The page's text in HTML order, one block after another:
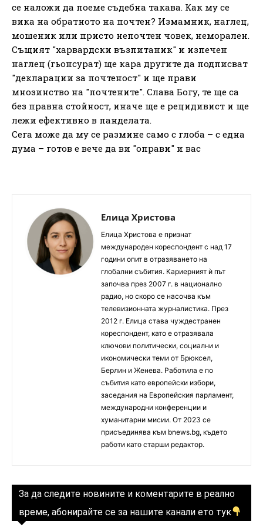
се наложи да поеме съдебна такава. Как му се
вика на обратното на почтен? Измамник, наглец,
мошеник или присто непочтен човек, неморален.
Същият "харвардски възпитаник" и изпечен
наглец (гьонсурат) ще кара другите да подписват
"декларации за почтеност" и ще прави
мнозинство на "почтените". Слава Богу, те ще са
без правна стойност, иначе ще е рецидивист и ще
лежи ефективно в панделата.
Сега може да му се размине само с глоба – с една
дума – готов е вече да ви "оправи" и вас
Елица Христова
Елица Христова е признат
международен кореспондент с над 17
години опит в отразяването на
глобални събития. Кариерният ѝ път
започва през 2007 г. в национално
радио, но скоро се насочва към
телевизионната журналистика. През
2012 г. Елица става чуждестранен
кореспондент, като е отразявала
ключови политически, социални и
икономически теми от Брюксел,
Берлин и Женева. Работила е по
събития като европейски избори,
заседания на Европейския парламент,
международни конференции и
хуманитарни мисии. От 2023 се
присъединява към bnews.bg, където
работи като старши редактор.
За да следите новините и коментарите в реално
време, абонирайте се за нашите канали ето тук